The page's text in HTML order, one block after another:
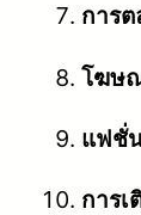
การ
โฆษ
แฟชั่
การ